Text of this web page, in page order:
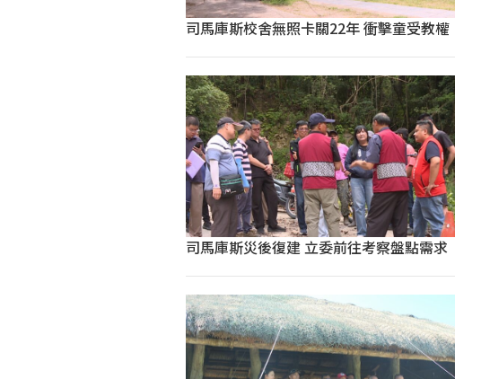
司馬庫斯校舍無照卡關22年 衝擊童受教權
司馬庫斯災後復建 立委前往考察盤點需求